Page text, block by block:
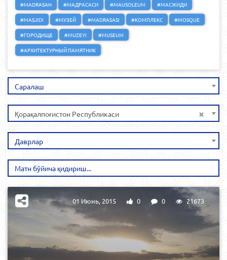
#MADRASAH
#МАДРАСАСИ #MAUSOLEUM
#МАСЖИДИ
#MASJIDI
#МУЗЕЙ #MADRASASI #КОМПЛЕКС
#MOSQUE
#ГОРОДИЩЕ
#MUZEYI
#MUSEUM
#АРХИТЕКТУРНЫЙ ПАМЯТНИК
Саралаш
×
Қорақалпоғистон Республикаси
Даврлар
01 Июнь, 2015 0 0 21673